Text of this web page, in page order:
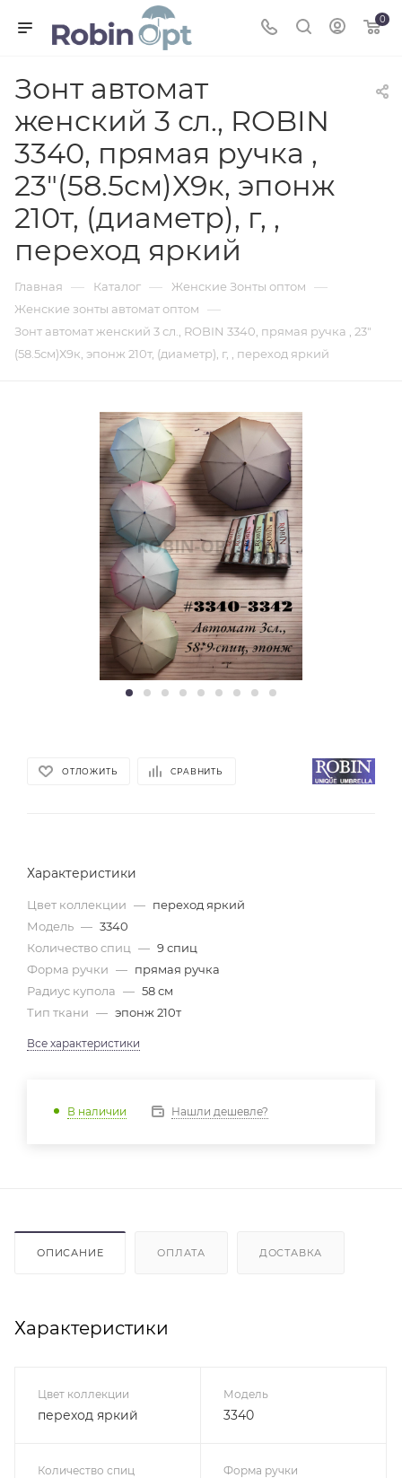
0
Зонт автомат
женский 3 сл., ROBIN
3340, прямая ручка ,
23"(58.5см)Х9к, эпонж
210т, (диаметр), г, ,
переход яркий
Главная — Каталог — Женские Зонты оптом —
Женские зонты автомат оптом —
Зонт автомат женский 3 сл., ROBIN 3340, прямая ручка , 23"
(58.5см)Х9к, эпонж 210т, (диаметр), г, , переход яркий
ОТЛОЖИТЬ СРАВНИТЬ
Характеристики
Цвет коллекции — переход яркий
Модель — 3340
Количество спиц — 9 спиц
Форма ручки — прямая ручка
Радиус купола — 58 см
Тип ткани — эпонж 210т
Все характеристики
В наличии Нашли дешевле?
ОПИСАНИЕ ОПЛАТА ДОСТАВКА
Характеристики
Цвет коллекции
переход яркий
Модель
3340
Количество спиц Форма ручки